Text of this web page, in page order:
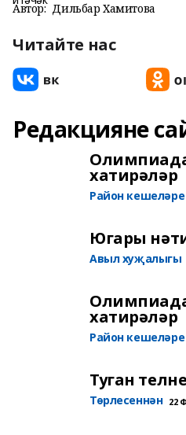
Автор: Дильбар Хамитова
Читайте нас
Редакцияне
хатирәләр
Район кешеләре
Югары
Авыл хуҗалыгы
хатирәләр
Район кешеләре
Туган
Төрлесеннән 22